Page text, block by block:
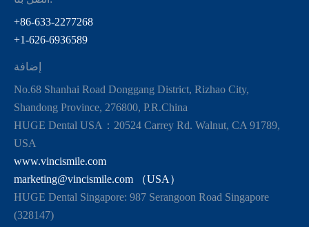
+86-633-2277268
+1-626-6936589
إضافة
No.68 Shanhai Road Donggang District, Rizhao City,
Shandong Province, 276800, P.R.China
HUGE Dental USA：20524 Carrey Rd. Walnut, CA 91789,
USA
www.vincismile.com
marketing@vincismile.com （USA）
HUGE Dental Singapore: 987 Serangoon Road Singapore
(328147)